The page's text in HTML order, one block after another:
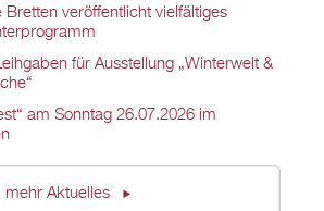
Bretten veröffentlicht vielfältiges
für Ausstellung „Winterwelt &
am Sonntag 26.07.2026 im
mehr Aktuelles